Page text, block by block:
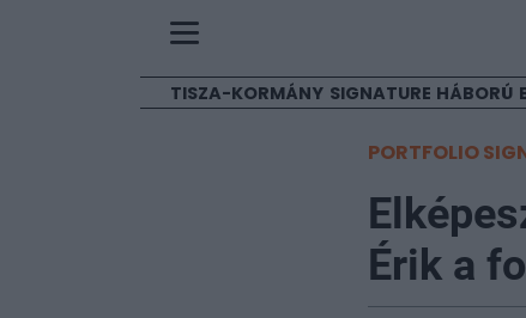
TISZA-KORMÁNY SIGNATURE HÁBORÚ
PORTFOLIO
Érik a